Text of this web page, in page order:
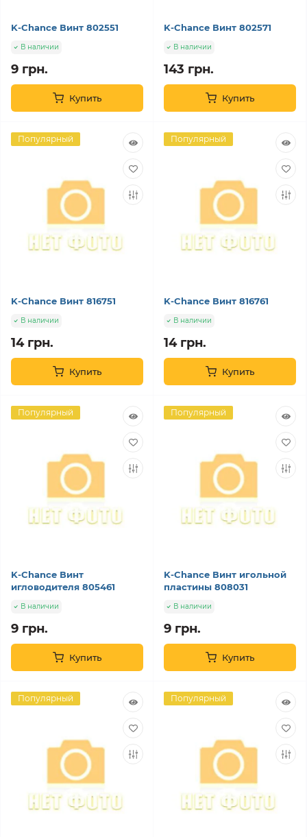
K-Chance Винт 802551
В наличии
9 грн.
Купить
K-Chance Винт 802571
В наличии
143 грн.
Купить
Популярный
K-Chance Винт 816751
В наличии
14 грн.
Купить
Популярный
K-Chance Винт 816761
В наличии
14 грн.
Купить
Популярный
K-Chance Винт
игловодителя 805461
В наличии
9 грн.
Купить
Популярный
K-Chance Винт игольной
пластины 808031
В наличии
9 грн.
Купить
Популярный Популярный